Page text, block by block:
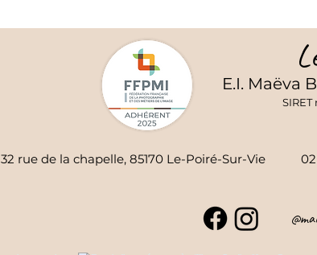
E.I. Maëva
32 rue de la chapelle, 85170 Le-Poiré-Sur-Vie